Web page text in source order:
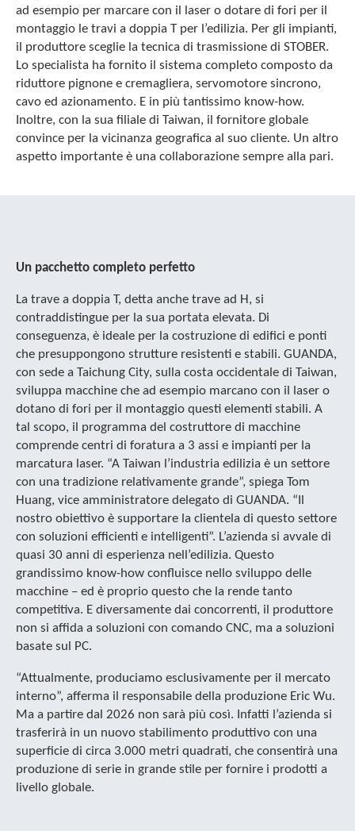
ad esempio per marcare con il laser o dotare di fori per il
montaggio le travi a doppia T per l’edilizia. Per gli impianti,
il produttore sceglie la tecnica di trasmissione di STOBER.
Lo specialista ha fornito il sistema completo composto da
riduttore pignone e cremagliera, servomotore sincrono,
cavo ed azionamento. E in più tantissimo know-how.
Inoltre, con la sua filiale di Taiwan, il fornitore globale
convince per la vicinanza geografica al suo cliente. Un altro
aspetto importante è una collaborazione sempre alla pari.
Un pacchetto completo perfetto
La trave a doppia T, detta anche trave ad H, si
contraddistingue per la sua portata elevata. Di
conseguenza, è ideale per la costruzione di edifici e ponti
che presuppongono strutture resistenti e stabili. GUANDA,
con sede a Taichung City, sulla costa occidentale di Taiwan,
sviluppa macchine che ad esempio marcano con il laser o
dotano di fori per il montaggio questi elementi stabili. A
tal scopo, il programma del costruttore di macchine
comprende centri di foratura a 3 assi e impianti per la
marcatura laser. “A Taiwan l’industria edilizia è un settore
con una tradizione relativamente grande”, spiega Tom
Huang, vice amministratore delegato di GUANDA. “Il
nostro obiettivo è supportare la clientela di questo settore
con soluzioni efficienti e intelligenti”. L’azienda si avvale di
quasi 30 anni di esperienza nell’edilizia. Questo
grandissimo know-how confluisce nello sviluppo delle
macchine – ed è proprio questo che la rende tanto
competitiva. E diversamente dai concorrenti, il produttore
non si affida a soluzioni con comando CNC, ma a soluzioni
basate sul PC.
“Attualmente, produciamo esclusivamente per il mercato
interno”, afferma il responsabile della produzione Eric Wu.
Ma a partire dal 2026 non sarà più così. Infatti l’azienda si
trasferirà in un nuovo stabilimento produttivo con una
superficie di circa 3.000 metri quadrati, che consentirà una
produzione di serie in grande stile per fornire i prodotti a
livello globale.